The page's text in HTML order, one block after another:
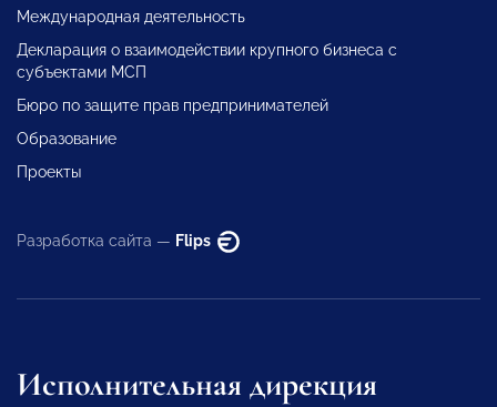
Международная деятельность
Декларация о взаимодействии крупного бизнеса с
субъектами МСП
Бюро по защите прав предпринимателей
Образование
Проекты
Разработка сайта — Flips
Исполнительная дирекция